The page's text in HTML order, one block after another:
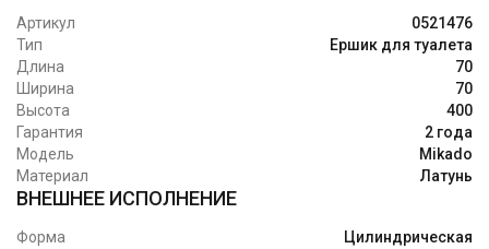
Артикул
0521476
Тип
Ершик для туалета
Длина
70
Ширина
70
Высота
400
Гарантия
2 года
Модель
Mikado
Материал
Латунь
ВНЕШНЕЕ ИСПОЛНЕНИЕ
Форма
Цилиндрическая